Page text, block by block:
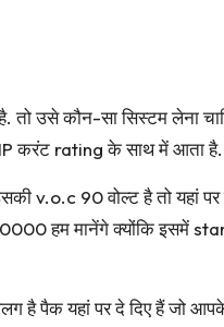
उसे कौन-सा सिस्टम लेना
करंट rating के साथ में आता है.
v.o.c 90 वोल्ट है तो यहां
हम मानेंगे क्योंकि इसमें
है पैक यहां पर दे दिए हैं जो